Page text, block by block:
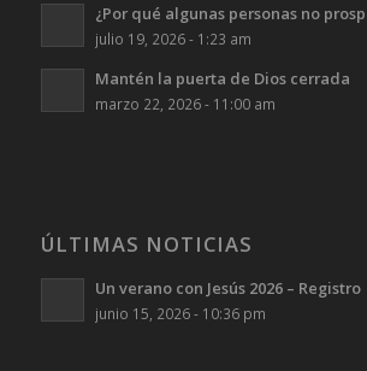
¿Por qué algunas personas no
julio 19, 2026 - 1:23 am
Mantén la puerta de Dios cerrada
marzo 22, 2026 - 11:00 am
ÚLTIMAS NOTICIAS
Un verano con Jesús 2026 – Registro
junio 15, 2026 - 10:36 pm